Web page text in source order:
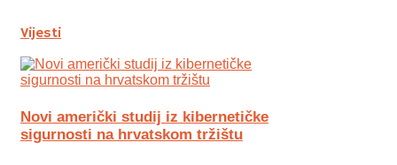
Vijesti
Novi američki studij iz kibernetičke
sigurnosti na hrvatskom tržištu